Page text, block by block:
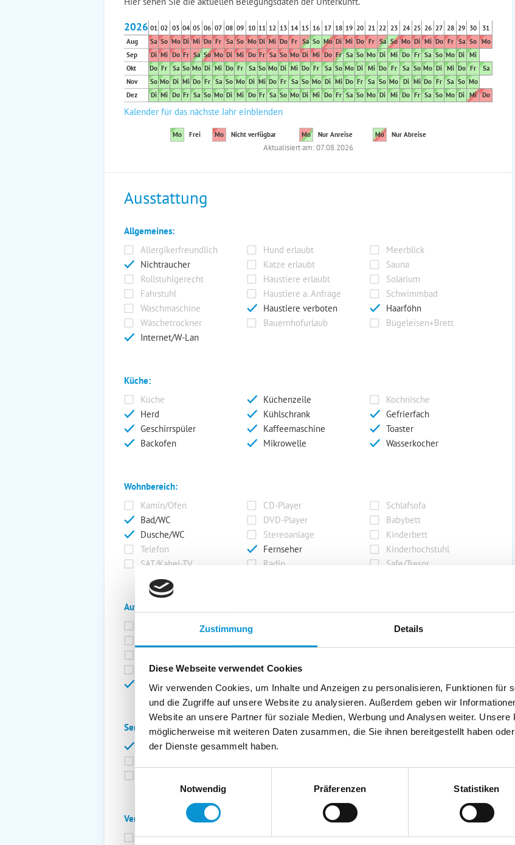
Zustimmung Details
Diese Webseite verwendet Cookies
Wir verwenden Cookies, um Inhalte und Anzeigen zu personalisieren, Funktionen für
und die Zugriffe auf unsere Website zu analysieren. Außerdem geben wir
Website an unsere Partner für soziale Medien, Werbung und Analysen weiter.
möglicherweise mit weiteren Daten zusammen, die Sie ihnen bereitgestellt haben
der Dienste gesammelt haben.
Notwendig
Präferenzen Statistiken
2026 01 02 03 04 05 06 07 08 09 10 11 12 13 14 15 16 17 18 19 20 21 22 23 24 25 26 27 28 29 30
31
Aug
Sa So Mo Di Mi Do Fr Sa So Mo Di Mi Do Fr Sa So Mo Di Mi Do Fr Sa So Mo Di Mi Do Fr Sa So Mo
Sep
Di Mi Do Fr Sa So Mo Di Mi Do Fr Sa So Mo Di Mi Do Fr Sa So Mo Di Mi Do Fr Sa So Mo Di Mi
Okt
Do Fr Sa So Mo Di Mi Do Fr Sa So Mo Di Mi Do Fr Sa So Mo Di Mi Do Fr Sa So Mo Di Mi Do Fr
Sa
Nov
So Mo Di Mi Do Fr Sa So Mo Di Mi Do Fr Sa So Mo Di Mi Do Fr Sa So Mo Di Mi Do Fr Sa So Mo
Dez
Di Mi Do Fr Sa So Mo Di Mi Do Fr Sa So Mo Di Mi Do Fr Sa So Mo Di Mi Do Fr Sa So Mo Di Mi Do
Kalender für das nächste Jahr einblenden
Mo Frei Mo Nicht verfügbar Mo Nur Anreise Mo Nur Abreise
Aktualisiert am: 07.08.2026
Ausstattung
Allgemeines:
Allergikerfreundlich
Hund erlaubt
Meerblick
Nichtraucher
Katze erlaubt
Sauna
Rollstuhlgerecht
Haustiere erlaubt
Solarium
Fahrstuhl
Haustiere a. Anfrage
Schwimmbad
Waschmaschine
Haustiere verboten
Haarföhn
Wäschetrockner
Bauernhofurlaub
Bügeleisen+Brett
Internet/W-Lan
Küche:
Küche
Küchenzeile
Kochnische
Herd
Kühlschrank
Gefrierfach
Geschirrspüler
Kaffeemaschine
Toaster
Backofen
Mikrowelle Wasserkocher
Wohnbereich:
Kamin/Ofen
CD-Player
Schlafsofa
Bad/WC
DVD-Player
Babybett
Dusche/WC
Stereoanlage
Kinderbett
Telefon
Fernseher
Kinderhochstuhl
SAT/Kabel-TV
Radio Safe/Tresor
Außenanlage:
Garten/Liegewiese
Grill
Terrasse
Kinderspielplatz
Balkon
Abstellraum
Service:
Bettwäsche inkl.
Geschirrtücher inkl.
Verpflegung:
Brötchenservice
Frühstück möglich
Halbpension möglich